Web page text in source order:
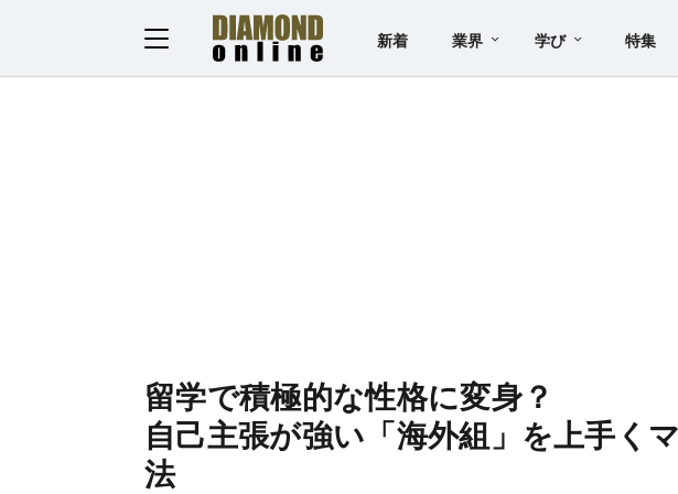
新着 業界 学び 特集
留学で積極的な性格に変身？
自己主張が強い「海外組」を上手く
法